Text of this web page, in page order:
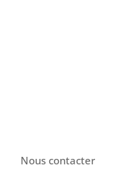
Nous contacter